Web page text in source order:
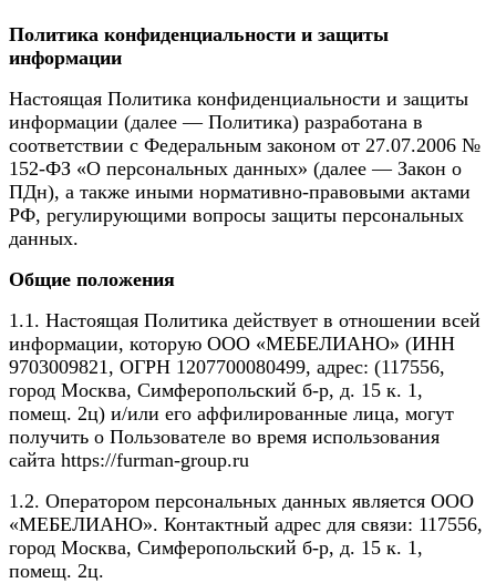
Политика конфиденциальности и защиты
информации
Настоящая Политика конфиденциальности и защиты
информации (далее — Политика) разработана в
соответствии с Федеральным законом от 27.07.2006 №
152-ФЗ «О персональных данных» (далее — Закон о
ПДн), а также иными нормативно-правовыми актами
РФ, регулирующими вопросы защиты персональных
данных.
Общие положения
1.1. Настоящая Политика действует в отношении всей
информации, которую ООО «МЕБЕЛИАНО» (ИНН
9703009821, ОГРН 1207700080499, адрес: (117556,
город Москва, Симферопольский б-р, д. 15 к. 1,
помещ. 2ц) и/или его аффилированные лица, могут
получить о Пользователе во время использования
сайта https://furman-group.ru
1.2. Оператором персональных данных является ООО
«МЕБЕЛИАНО». Контактный адрес для связи: 117556,
город Москва, Симферопольский б-р, д. 15 к. 1,
помещ. 2ц.